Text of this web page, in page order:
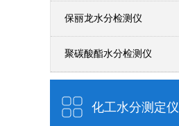
保丽龙水分检测仪
聚碳酸酯水分检测仪
化工水分测定仪